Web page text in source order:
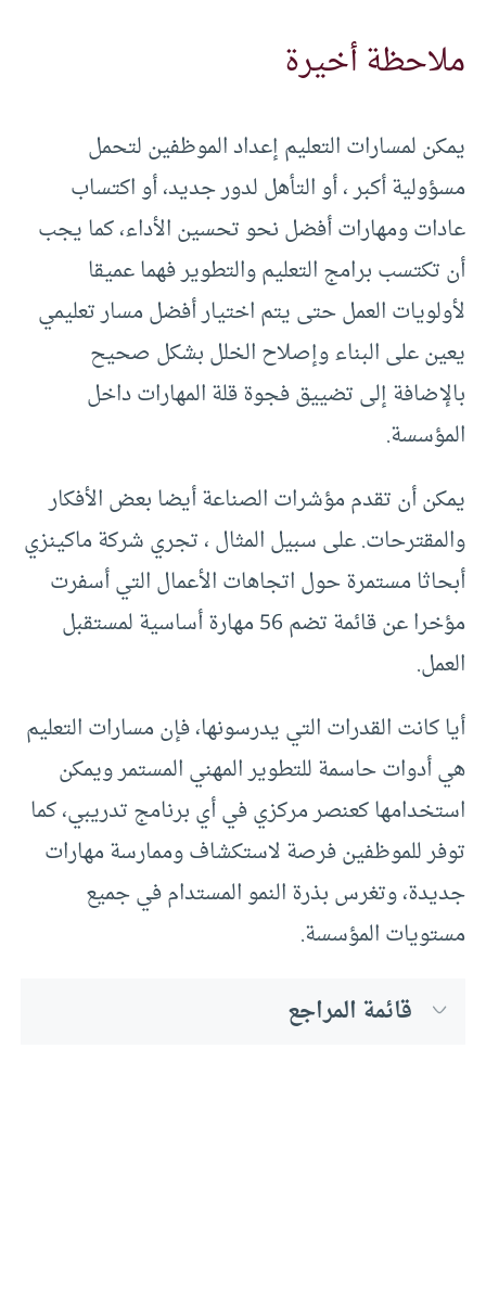
ملاحظة أخيرة
يمكن لمسارات التعليم إعداد الموظفين لتحمل
مسؤولية أكبر ، أو التأهل لدور جديد، أو اكتساب
عادات ومهارات أفضل نحو تحسين الأداء، كما يجب
أن تكتسب برامج التعليم والتطوير فهما عميقا
لأولويات العمل حتى يتم اختيار أفضل مسار تعليمي
يعين على البناء وإصلاح الخلل بشكل صحيح
بالإضافة إلى تضييق فجوة قلة المهارات داخل
المؤسسة.
يمكن أن تقدم مؤشرات الصناعة أيضا بعض الأفكار
والمقترحات. على سبيل المثال ، تجري شركة ماكينزي
أبحاثا مستمرة حول اتجاهات الأعمال التي أسفرت
مؤخرا عن قائمة تضم 56 مهارة أساسية لمستقبل
العمل.
أيا كانت القدرات التي يدرسونها، فإن مسارات التعليم
هي أدوات حاسمة للتطوير المهني المستمر ويمكن
استخدامها كعنصر مركزي في أي برنامج تدريبي، كما
توفر للموظفين فرصة لاستكشاف وممارسة مهارات
جديدة، وتغرس بذرة النمو المستدام في جميع
مستويات المؤسسة.
قائمة المراجع